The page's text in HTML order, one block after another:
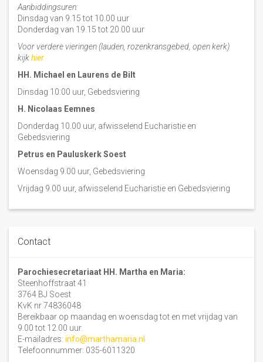
Aanbiddingsuren:
Dinsdag van 9.15 tot 10.00 uur
Donderdag van 19.15 tot 20.00 uur
Voor verdere vieringen (lauden, rozenkransgebed, open kerk)
kijkhier
HH. Michael en Laurens de Bilt
Dinsdag 10:00 uur, Gebedsviering
H. Nicolaas Eemnes
Donderdag 10.00 uur, afwisselend Eucharistie en
Gebedsviering
Petrus en Pauluskerk Soest
Woensdag 9.00 uur, Gebedsviering
Vrijdag 9.00 uur, afwisselend Eucharistie en Gebedsviering
Contact
Parochiesecretariaat HH. Martha en Maria:
Steenhoffstraat 41
3764 BJ Soest
KvK nr 74836048
Bereikbaar op maandag en woensdag tot en met vrijdag van
9.00 tot 12.00 uur.
E-mailadres: info@marthamaria.nl
Telefoonnummer: 035-6011320